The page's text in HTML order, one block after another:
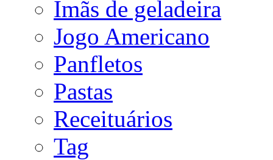
Imãs de geladeira
Jogo Americano
Panfletos
Pastas
Receituários
Tag